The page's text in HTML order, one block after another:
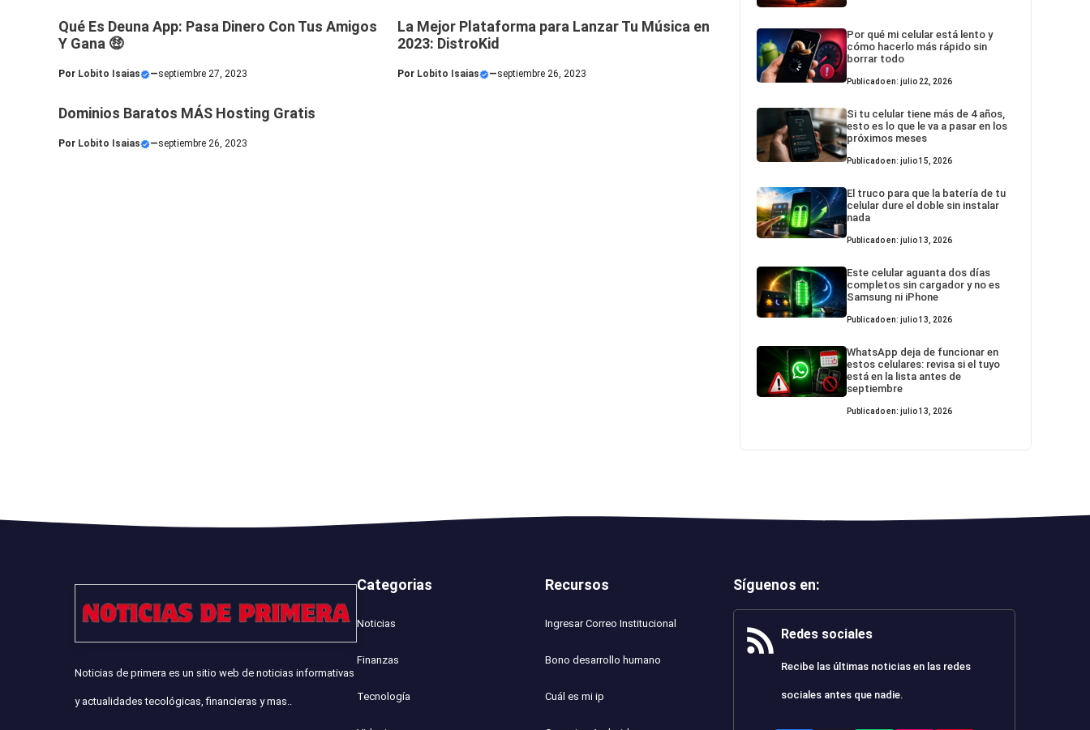
Qué Es Deuna App: Pasa Dinero Con Tus Amigos
Y Gana 🤑
Por Lobito Isaias —septiembre 27, 2023
La Mejor Plataforma para Lanzar Tu Música en
2023: DistroKid
Por Lobito Isaias —septiembre 26, 2023
Dominios Baratos MÁS Hosting Gratis
Por Lobito Isaias —septiembre 26, 2023
Por qué mi celular está lento y
cómo hacerlo más rápido sin
borrar todo
Publicado en: julio 22, 2026
Si tu celular tiene más de 4 años,
esto es lo que le va a pasar en los
próximos meses
Publicado en: julio 15, 2026
El truco para que la batería de tu
celular dure el doble sin instalar
nada
Publicado en: julio 13, 2026
Este celular aguanta dos días
completos sin cargador y no es
Samsung ni iPhone
Publicado en: julio 13, 2026
WhatsApp deja de funcionar en
estos celulares: revisa si el tuyo
está en la lista antes de
septiembre
Publicado en: julio 13, 2026
Noticias de primera es un sitio web de noticias informativas
y actualidades tecológicas, financieras y mas..
Categorias
Noticias
Finanzas
Tecnología
Recursos
Ingresar Correo Institucional
Bono desarrollo humano
Cuál es mi ip
Síguenos en:
Redes sociales
Recibe las últimas noticias en las redes
sociales antes que nadie.